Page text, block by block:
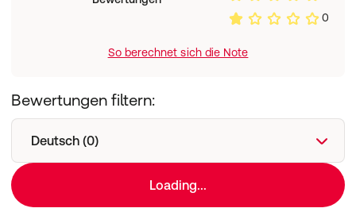
Landsberger Strasse 302
0
So berechnet sich die Note
Bewertungen filtern:
Deutsch (0)
Loading...